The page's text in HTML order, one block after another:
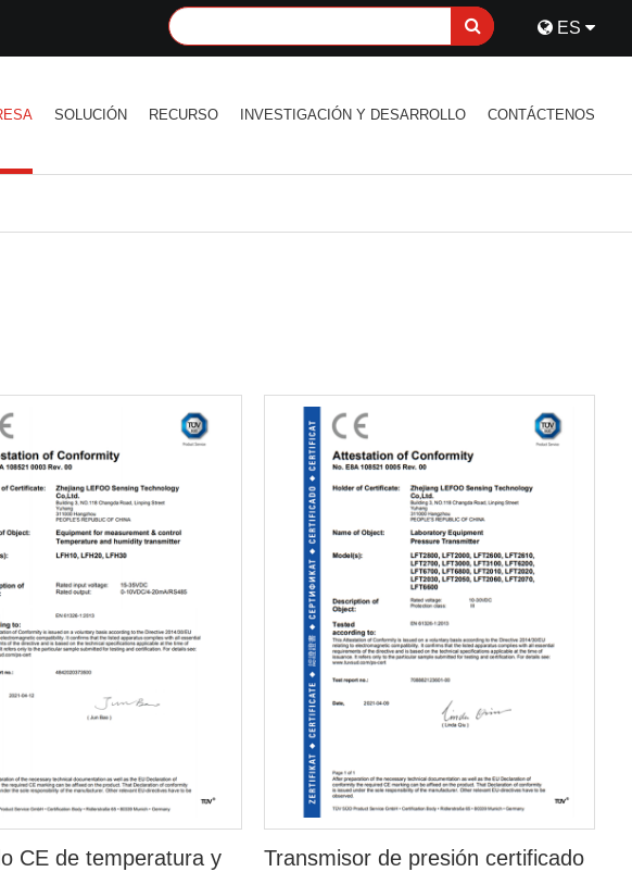
ES
SOLUCIÓN RECURSO INVESTIGACIÓN Y DESARROLLO CONTÁCTENOS
CE de temperatura y
Transmisor de presión certificado